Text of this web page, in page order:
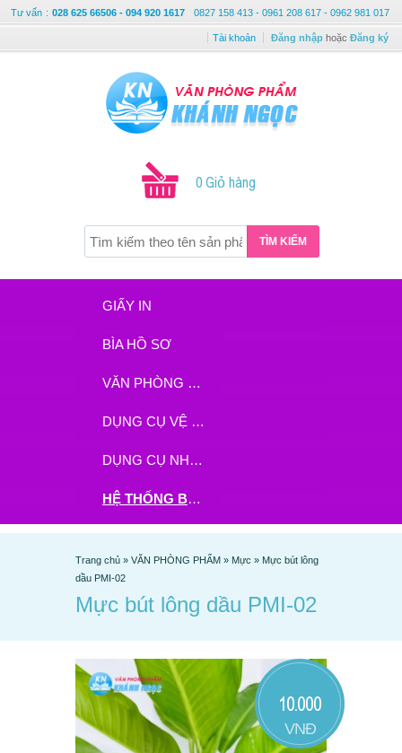
Tư vấn : 028 625 66506 - 094 920 1617 0827 158 413 - 0961 208 617 - 0962 981 017
Tài khoản Đăng nhập hoặc Đăng ký
0 Giỏ hàng
TÌM KIẾM
GIẤY IN
BÌA HỒ SƠ
VĂN PHÒNG PHẨM
DỤNG CỤ VỆ SINH
DỤNG CỤ NHÀ BẾP
HỆ THỐNG BHX - TGDĐ ĐẶT HÀNG TẠI ĐÂY
Trang chủ » VĂN PHÒNG PHẨM » Mực » Mực bút lông
dầu PMI-02
Mực bút lông dầu PMI-02
10.000
VNĐ